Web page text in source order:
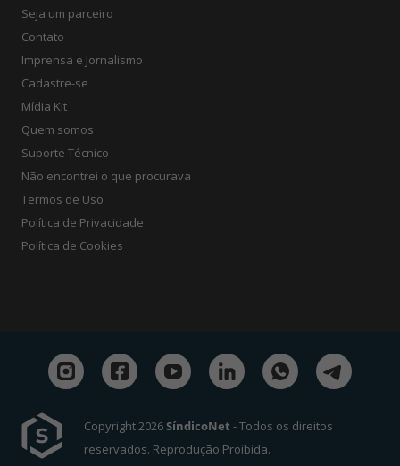
Seja um parceiro
Contato
Imprensa e Jornalismo
Cadastre-se
Mídia Kit
Quem somos
Suporte Técnico
Não encontrei o que procurava
Termos de Uso
Política de Privacidade
Política de Cookies
Copyright 2026SíndicoNet - Todos os direitos
reservados. Reprodução Proibida.